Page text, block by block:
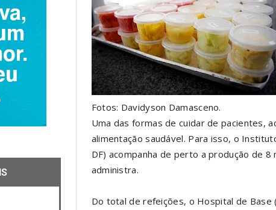
Fotos: Davidyson Damasceno.
Uma das formas de cuidar de pacientes,
alimentação saudável. Para isso, o
DF) acompanha de perto a produção de
administra.
Do total de refeições, o Hospital de